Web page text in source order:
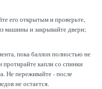
его открытым и проверьте,
машины и закрывайте двери;
пока баллон полностью не
протирайте капли со спинки
Не переживайте - после
не остается.